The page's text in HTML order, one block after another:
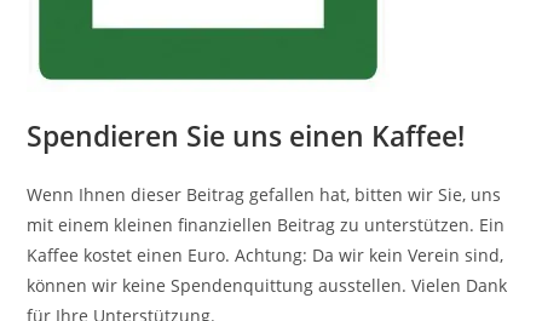
Spendieren Sie uns einen Kaffee!
Wenn Ihnen dieser Beitrag gefallen hat, bitten wir Sie, uns
mit einem kleinen finanziellen Beitrag zu unterstützen. Ein
Kaffee kostet einen Euro. Achtung: Da wir kein Verein sind,
können wir keine Spendenquittung ausstellen. Vielen Dank
für Ihre Unterstützung.